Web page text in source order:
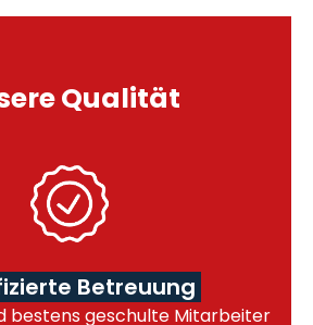
Qualität
Betreuung
bestens geschulte Mitarbeiter